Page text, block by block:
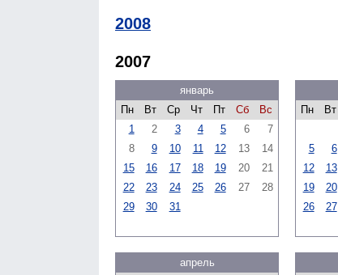
2008
2007
январь
Пн
Вт Ср Чт Пт Сб
Вс
1
2 3 4 5 6
7
8
9 10 11 12 13
14
15
16 17 18 19 20
21
22
23 24 25 26 27
28
29
30 31
Пн
Вт
5
6
12
13
19
20
26
27
апрель